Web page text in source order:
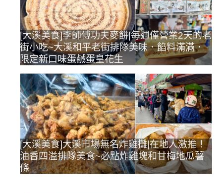
[大溪美食]李師傅功夫麥餅|每週僅營業2天的老
街小吃~大溪和平老街排隊美味．餡料滿滿．
限定新口味蛋鹹蛋皇花生
[大溪美食]大溪市場無名炸雞攤|在地人激推！
油香四溢排隊美食~必點炸雞塊和甘梅地瓜薯
條